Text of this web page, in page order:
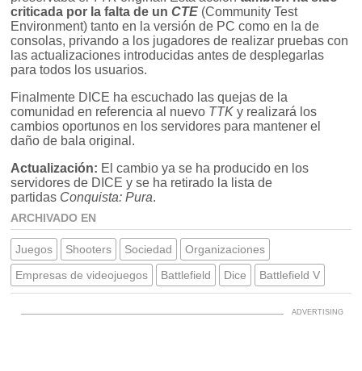
criticada por la falta de unCTE (Community Test
Environment) tanto en la versión de PC como en la de
consolas, privando a los jugadores de realizar pruebas con
las actualizaciones introducidas antes de desplegarlas
para todos los usuarios.
Finalmente DICE ha escuchado las quejas de la
comunidad en referencia al nuevo TTK y realizará los
cambios oportunos en los servidores para mantener el
daño de bala original.
Actualización: El cambio ya se ha producido en los
servidores de DICE y se ha retirado la lista de
partidas Conquista: Pura.
ARCHIVADO EN
Juegos Shooters Sociedad
Organizaciones
Empresas de videojuegos
Battlefield Dice Battlefield V